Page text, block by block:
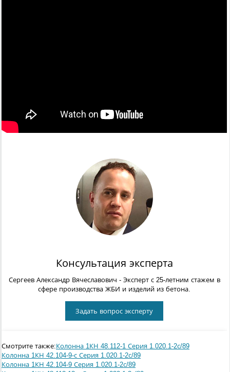
Консультация эксперта
Сергеев Александр Вячеславович - Эксперт с 25-летним стажем в
сфере производства ЖБИ и изделий из бетона.
Задать вопрос эксперту
Смотрите также:Колонна 1КН 48.112-1 Серия 1.020.1-2с/89
Колонна 1КН 42.104-9-с Серия 1.020.1-2с/89
Колонна 1КН 42.104-9 Серия 1.020.1-2с/89